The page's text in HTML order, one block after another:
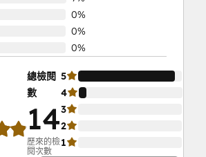
0%
0%
0%
總檢閱
數
14
歷來的檢
閱次數
5
4
3
2
1